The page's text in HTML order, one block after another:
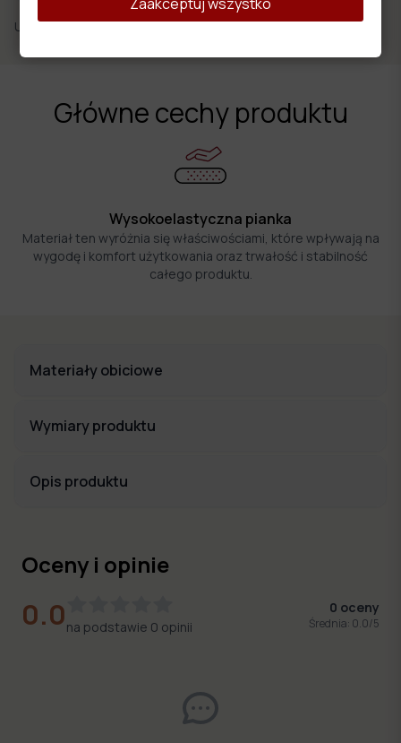
Udostępnij:
Główne cechy produktu
Wysokoelastyczna pianka
Materiał ten wyróżnia się właściwościami, które wpływają na
wygodę i komfort użytkowania oraz trwałość i stabilność
całego produktu.
Materiały obiciowe
Wymiary produktu
Opis produktu
Oceny i opinie
0.0na podstawie 0 opinii
0 oceny
Średnia: 0.0/5